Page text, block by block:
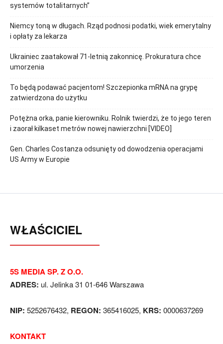
systemów totalitarnych”
Niemcy toną w długach. Rząd podnosi podatki, wiek emerytalny
i opłaty za lekarza
Ukrainiec zaatakował 71-letnią zakonnicę. Prokuratura chce
umorzenia
To będą podawać pacjentom! Szczepionka mRNA na grypę
zatwierdzona do użytku
Potężna orka, panie kierowniku. Rolnik twierdzi, że to jego teren
i zaorał kilkaset metrów nowej nawierzchni [VIDEO]
Gen. Charles Costanza odsunięty od dowodzenia operacjami
US Army w Europie
WŁAŚCICIEL
5S MEDIA SP. Z O.O.
ADRES: ul. Jelinka 31 01-646 Warszawa
NIP: 5252676432, REGON: 365416025, KRS: 0000637269
KONTAKT